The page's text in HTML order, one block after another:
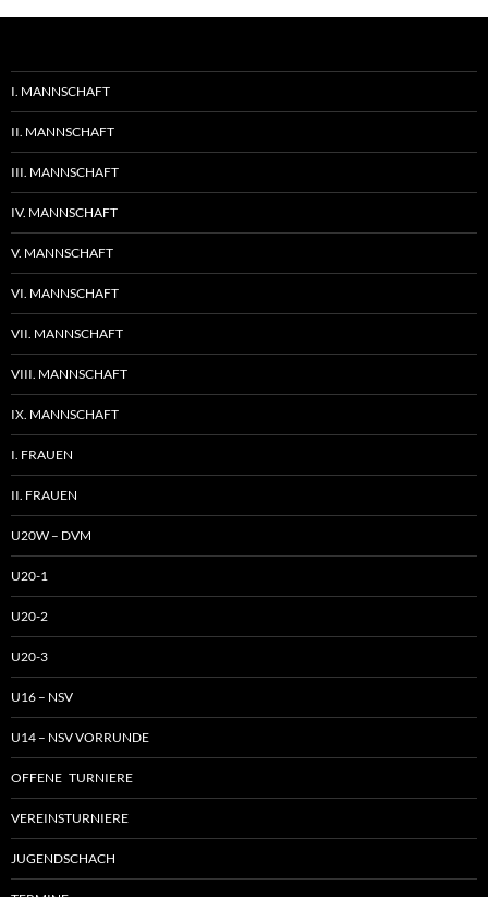
I. MANNSCHAFT
II. MANNSCHAFT
III. MANNSCHAFT
IV. MANNSCHAFT
V. MANNSCHAFT
VI. MANNSCHAFT
VII. MANNSCHAFT
VIII. MANNSCHAFT
IX. MANNSCHAFT
I. FRAUEN
II. FRAUEN
U20W – DVM
U20-1
U20-2
U20-3
U16 – NSV
U14 – NSV VORRUNDE
OFFENE TURNIERE
VEREINSTURNIERE
JUGENDSCHACH